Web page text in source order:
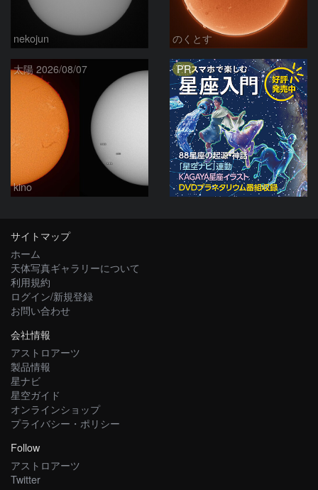
nekojun のくとす
太陽 2026/08/07
kino
PR
サイトマップ
ホーム
天体写真ギャラリーについて
利用規約
ログイン/新規登録
お問い合わせ
会社情報
アストロアーツ
製品情報
星ナビ
星空ガイド
オンラインショップ
プライバシー・ポリシー
Follow
アストロアーツ
Twitter